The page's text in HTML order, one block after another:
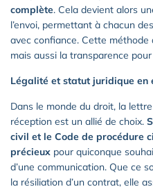
complète. Cela devient alors
l’envoi, permettant à chacun
avec confiance. Cette
mais aussi la transparence
Légalité et statut juridique en
Dans le monde du droit, la
réception est un allié de choix.
civil et le Code de procédure
précieux pour quiconque
d’une communication. Que ce
la résiliation d’un contrat, elle